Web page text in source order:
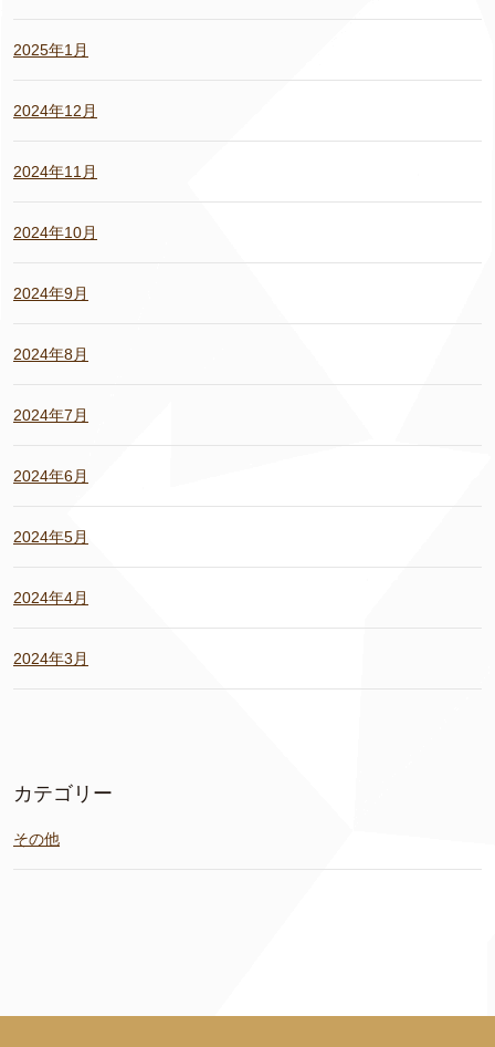
2025年1月
2024年12月
2024年11月
2024年10月
2024年9月
2024年8月
2024年7月
2024年6月
2024年5月
2024年4月
2024年3月
カテゴリー
その他